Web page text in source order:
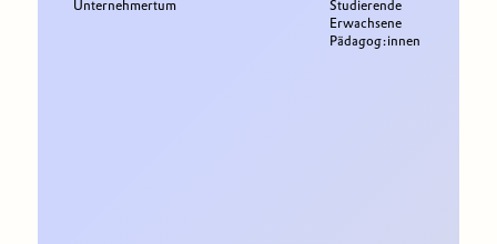
Unternehmertum
Studierende
Erwachsene
Pädagog:innen